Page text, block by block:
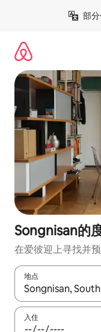
部分
Songnisan的
在爱彼迎上寻找并
地点
如有搜索结果，请
入住